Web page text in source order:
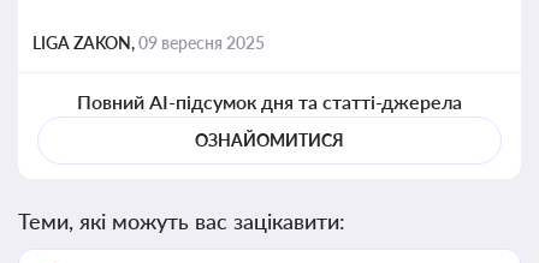
LIGA ZAKON,09 вересня 2025
Повний AI-підсумок дня та статті-джерела
ОЗНАЙОМИТИСЯ
Теми, які можуть вас зацікавити: